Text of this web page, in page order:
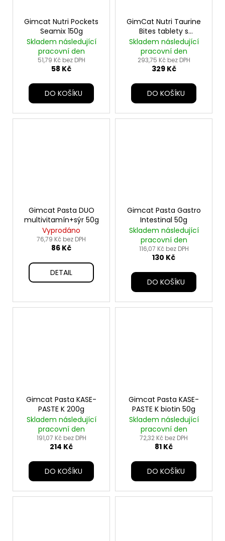
Gimcat Nutri Pockets
Seamix 150g
Skladem následující
pracovní den
51,79 Kč bez DPH
58 Kč
DO KOŠÍKU
GimCat Nutri Taurine
Bites tablety s
tvarohem 425g
Skladem následující
pracovní den
293,75 Kč bez DPH
329 Kč
DO KOŠÍKU
Gimcat Pasta DUO
multivitamín+sýr 50g
Vyprodáno
76,79 Kč bez DPH
86 Kč
DETAIL
Gimcat Pasta Gastro
Intestinal 50g
Skladem následující
pracovní den
116,07 Kč bez DPH
130 Kč
DO KOŠÍKU
Gimcat Pasta KASE-
PASTE K 200g
Skladem následující
pracovní den
191,07 Kč bez DPH
214 Kč
DO KOŠÍKU
Gimcat Pasta KASE-
PASTE K biotin 50g
Skladem následující
pracovní den
72,32 Kč bez DPH
81 Kč
DO KOŠÍKU